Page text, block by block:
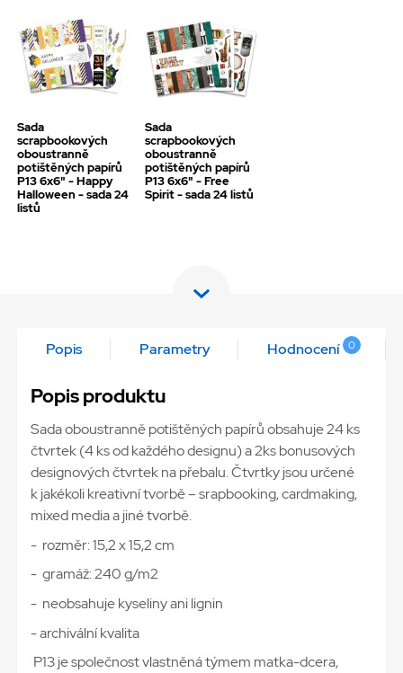
Sada
scrapbookových
oboustranně
potištěných papírů
P13 6x6" - Happy
Halloween - sada 24
listů
Sada
scrapbookových
oboustranně
potištěných papírů
P13 6x6" - Free
Spirit - sada 24 listů
Popis Parametry Hodnocení 0
Popis produktu
Sada oboustranně potištěných papírů obsahuje 24 ks
čtvrtek (4 ks od každého designu) a 2ks bonusových
designových čtvrtek na přebalu. Čtvrtky jsou určené
k jakékoli kreativní tvorbě – srapbooking, cardmaking,
mixed media a jiné tvorbě.
- rozměr: 15,2 x 15,2 cm
- gramáž: 240 g/m2
- neobsahuje kyseliny ani lignin
- archivální kvalita
P13 je společnost vlastněná týmem matka-dcera,